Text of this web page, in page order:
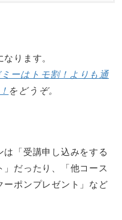
ります。
ーはトモ割！よりも通
をどうぞ。
「受講申し込みをする
だったり、「他コース
ーポンプレゼント」など